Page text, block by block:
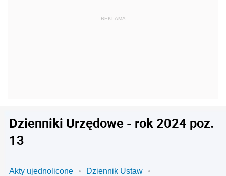
Dzienniki Urzędowe - rok 2024 poz.
13
Akty ujednolicone
Dziennik Ustaw